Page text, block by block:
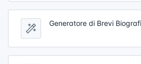
Generatore di Brevi